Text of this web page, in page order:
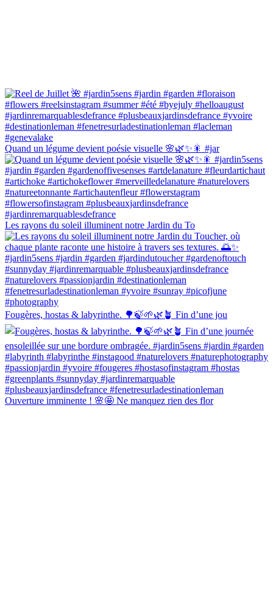
Quand un légume devient poésie visuelle 🌸🌿✨🎇 #jar
Les rayons du soleil illuminent notre Jardin du To
Fougères, hostas & labyrinthe. 🌳🍃🌱🌿🪴 Fin d’une jou
Ouverture imminente ! 🌸🤩 Ne manquez rien des flor